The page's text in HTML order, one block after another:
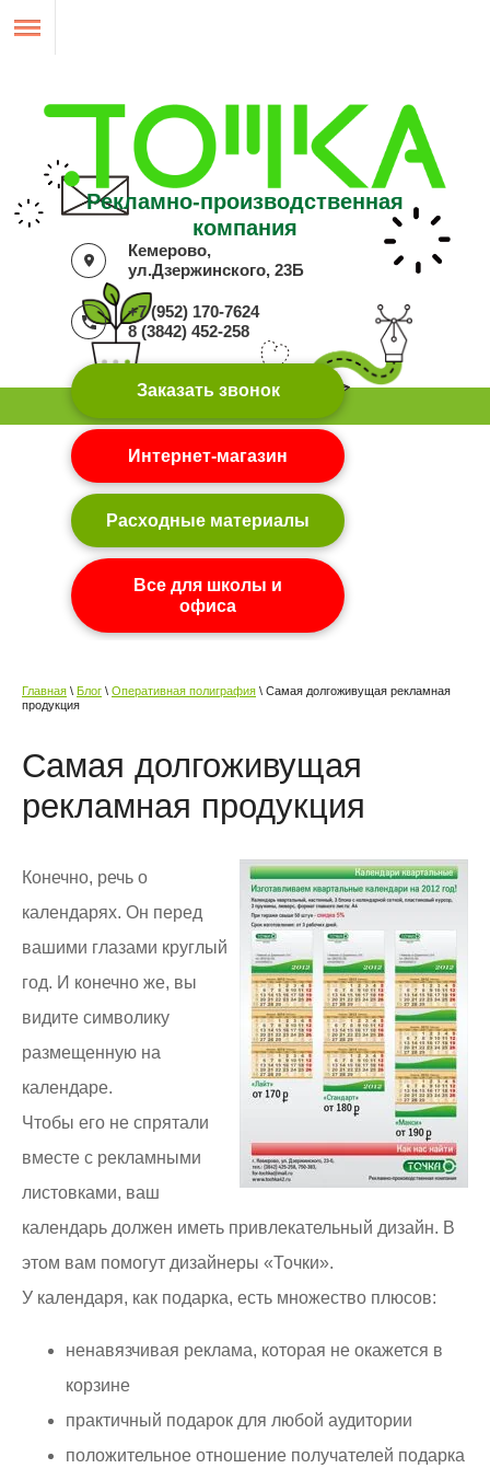
Рекламно-производственная
компания
Кемерово,
ул.Дзержинского, 23Б
+7 (952) 170-7624
8 (3842) 452-258
Заказать звонок
Интернет-магазин
Расходные материалы
Все для школы и
офиса
Главная \ Блог \ Оперативная полиграфия \ Самая долгоживущая рекламная
продукция
Самая долгоживущая
рекламная продукция
Конечно, речь о
календарях. Он перед
вашими глазами круглый
год. И конечно же, вы
видите символику
размещенную на
календаре.
Чтобы его не спрятали
вместе с рекламными
листовками, ваш
календарь должен иметь привлекательный дизайн. В
этом вам помогут дизайнеры «Точки».
У календаря, как подарка, есть множество плюсов:
ненавязчивая реклама, которая не окажется в
корзине
практичный подарок для любой аудитории
положительное отношение получателей подарка